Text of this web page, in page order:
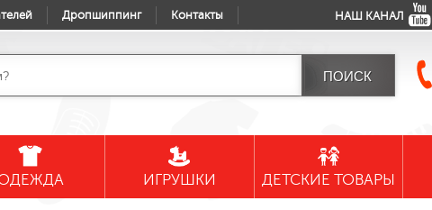
Дропшиппинг Контакты НАШ КАНАЛ
ИГРУШКИ ДЕТСКИЕ ТОВАРЫ